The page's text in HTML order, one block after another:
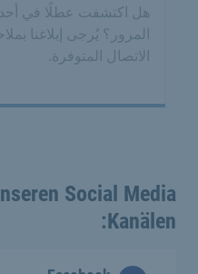
هل اكتشفت عطلًا في أحد
المرور؟ يُرجى إبلاغنا
الاتصال المتوفرة.
Social Media
Kanälen: